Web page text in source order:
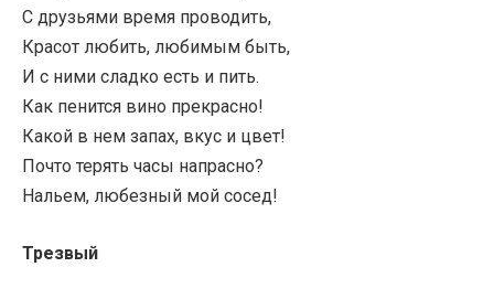
С друзьями время проводить,
Красот любить, любимым быть,
И с ними сладко есть и пить.
Как пенится вино прекрасно!
Какой в нем запах, вкус и цвет!
Почто терять часы напрасно?
Нальем, любезный мой сосед!
Трезвый